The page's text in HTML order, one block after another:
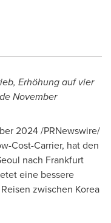
Erhöhung auf vier
November
2024/PRNewswire/
Cost-Carrier, hat den
nach Frankfurt
eine bessere
zwischen Korea